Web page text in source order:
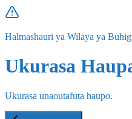
Halmashauri ya Wilaya ya
Ukurasa
Ukurasa unaoutafuta haupo.